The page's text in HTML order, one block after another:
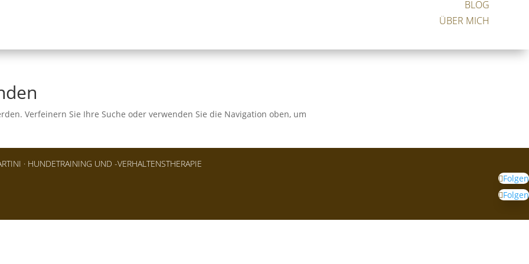
BLOG
ÜBER MICH
Verfeinern Sie Ihre Suche oder verwenden Sie die Navigation oben, um
· HUNDETRAINING UND -VERHALTENSTHERAPIE
Folgen
Folgen